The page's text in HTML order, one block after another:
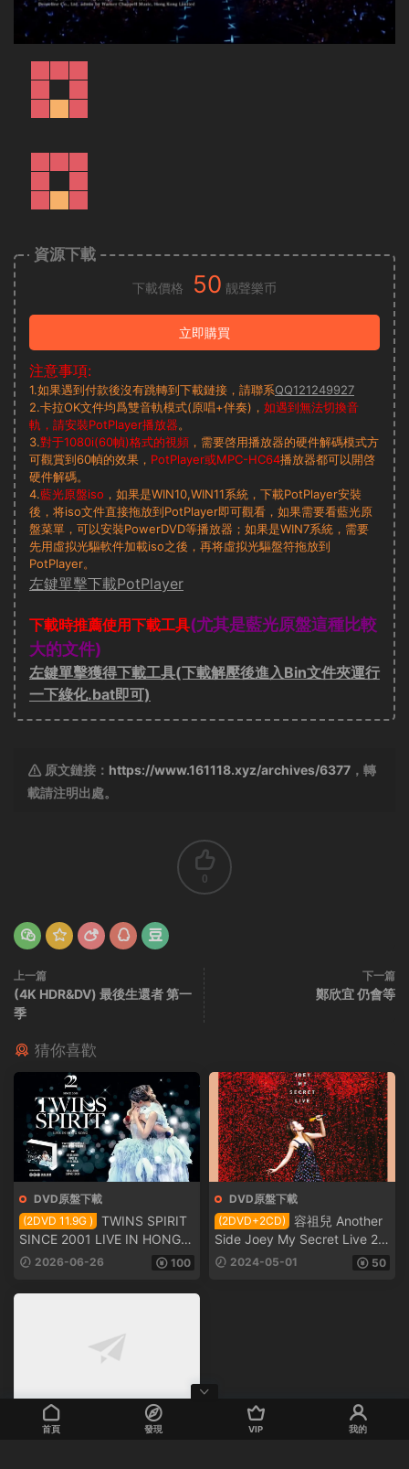
資源下載
下載價格 50 靓聲樂币
立即購買
注意事項:
1.如果遇到付款後沒有跳轉到下載鏈接，請聯系QQ121249927
2.卡拉OK文件均爲雙音軌模式(原唱+伴奏)， 如遇到無法切換音
軌，請安裝PotPlayer播放器。
3.對于1080i(60幀)格式的視頻 ，需要啓用播放器的硬件解碼模式方
可觀賞到60幀的效果， PotPlayer或MPC-HC64播放器都可以開啓
硬件解碼。
4.藍光原盤iso ，如果是WIN10,WIN11系統，下載PotPlayer安裝
後，将iso文件直接拖放到PotPlayer即可觀看，如果需要看藍光原
盤菜單，可以安裝PowerDVD等播放器；如果是WIN7系統，需要
先用虛拟光驅軟件加載iso之後，再将虛拟光驅盤符拖放到
PotPlayer。
左鍵單擊下載PotPlayer
下載時推薦使用下載工具(尤其是藍光原盤這種比較
大的文件)
左鍵單擊獲得下載工具(下載解壓後進入Bin文件夾運行
一下綠化.bat即可)
原文鏈接： https://www.161118.xyz/archives/6377 ，轉
載請注明出處。
0
上一篇
(4K HDR&DV) 最後生還者 第一
季
下一篇
鄭欣宜 仍會等
猜你喜歡
DVD原盤下載
(2DVD 11.9G )
TWINS SPIRIT
SINCE 2001 LIVE IN HONG K
ONG2026-06-26 100
DVD原盤下載
(2DVD+2CD)
容祖兒 Another
Side Joey My Secret Live 20
23 2024-05-01 50
DVD原盤下載
首頁 發現 VIP 我的